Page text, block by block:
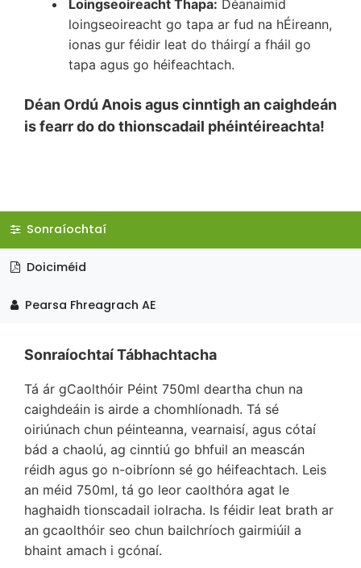
Loingseoireacht Thapa: Déanaimid
loingseoireacht go tapa ar fud na hÉireann,
ionas gur féidir leat do tháirgí a fháil go
tapa agus go héifeachtach.
Déan Ordú Anois agus cinntigh an caighdeán
is fearr do do thionscadail phéintéireachta!
Sonraíochtaí
Doiciméid
Pearsa Fhreagrach AE
Sonraíochtaí Tábhachtacha
Tá ár gCaolthóir Péint 750ml deartha chun na
caighdeáin is airde a chomhlíonadh. Tá sé
oiriúnach chun péinteanna, vearnaisí, agus cótaí
bád a chaolú, ag cinntiú go bhfuil an meascán
réidh agus go n-oibríonn sé go héifeachtach. Leis
an méid 750ml, tá go leor caolthóra agat le
haghaidh tionscadail iolracha. Is féidir leat brath ar
an gcaolthóir seo chun bailchríoch gairmiúil a
bhaint amach i gcónaí.